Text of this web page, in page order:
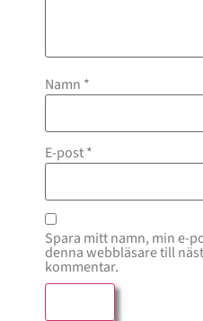
Namn *
E-post*
Spara mitt namn, min e-
denna webbläsare till
kommentar.